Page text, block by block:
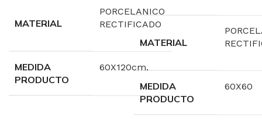
MATERIAL
PORCELANICO
RECTIFICADO
MEDIDA
PRODUCTO
60X120cm.
MATERIAL
MEDIDA
PRODUCTO
60X60